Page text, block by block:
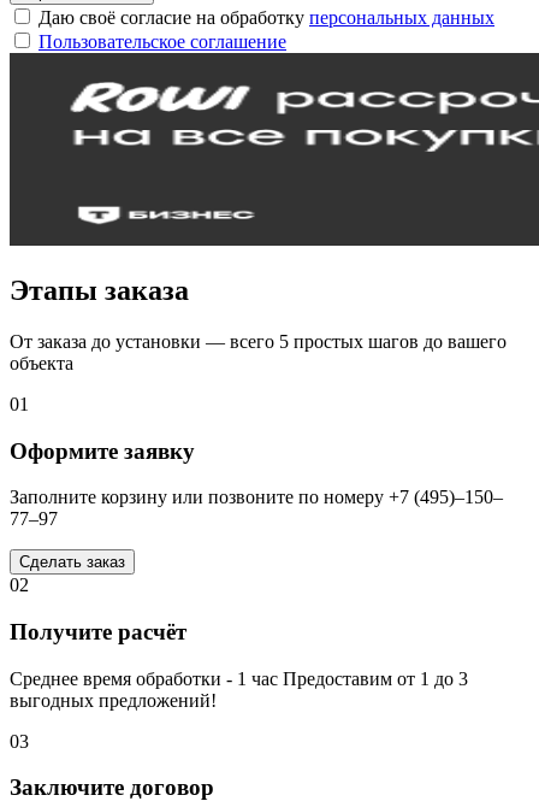
Даю своё согласие на обработку персональных данных
Пользовательское соглашение
Этапы заказа
От заказа до установки — всего 5 простых шагов до вашего
объекта
01
Оформите заявку
Заполните корзину или позвоните по номеру +7 (495)–150–
77–97
Сделать заказ
02
Получите расчёт
Среднее время обработки - 1 час Предоставим от 1 до 3
выгодных предложений!
03
Заключите договор